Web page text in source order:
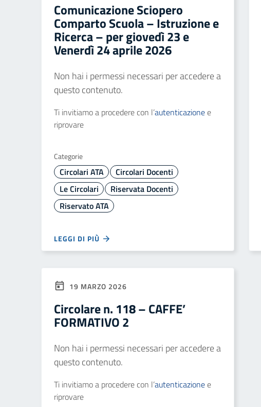
Comunicazione Sciopero
Comparto Scuola – Istruzione e
Ricerca – per giovedì 23 e
Venerdì 24 aprile 2026
Non hai i permessi necessari per accedere a
questo contenuto.
Ti invitiamo a procedere con l’autenticazionee
riprovare
Categorie
Circolari ATA
Circolari Docenti
Le Circolari
Riservata Docenti
Riservato ATA
LEGGI DI PIÙ
19 MARZO 2026
Circolare n. 118 – CAFFE’
FORMATIVO 2
Non hai i permessi necessari per accedere a
questo contenuto.
Ti invitiamo a procedere con l’autenticazionee
riprovare